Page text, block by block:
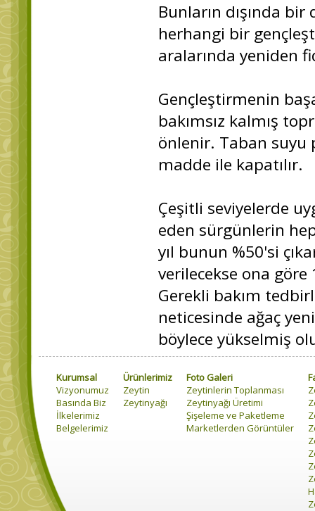
Bunların dışında
herhangi bir
aralarında yeniden
Gençleştirmenin
bakımsız kalmış
önlenir. Taban
madde ile kapatılır.
Çeşitli seviyelerde
eden sürgünlerin
yıl bunun %50'si
verilecekse ona
Gerekli bakım
neticesinde ağaç
böylece yükselmiş
Kurumsal
Vizyonumuz
Basında Biz
İlkelerimiz
Belgelerimiz
Ürünlerimiz
Zeytin
Zeytinyağı
Foto Galeri
Zeytinlerin Toplanması
Zeytinyağı Üretimi
Şişeleme ve Paketleme
Marketlerden Görüntüler